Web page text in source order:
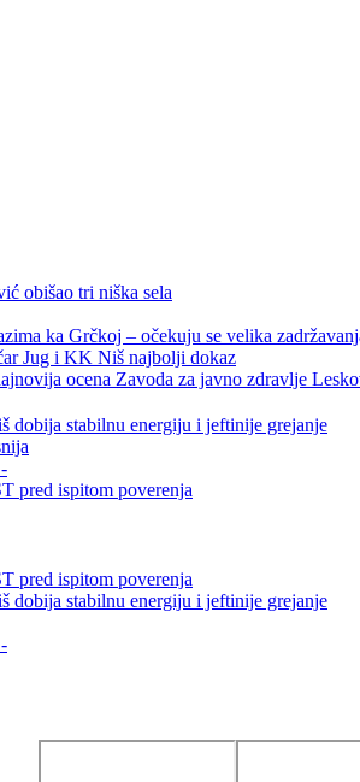
obišao tri niška sela
ka Grčkoj – očekuju se velika
Jug i KK Niš najbolji dokaz
ocena Zavoda za javno zdravlje
dobija stabilnu energiju i jeftinije grejanje
pred ispitom poverenja
pred ispitom poverenja
dobija stabilnu energiju i jeftinije grejanje